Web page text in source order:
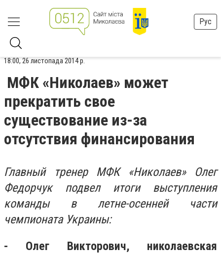
Рус
18:00, 26 листопада 2014 р.
МФК «Николаев» может
прекратить свое
существование из-за
отсутствия финансирования
Главный тренер МФК «Николаев» Олег
Федорчук подвел итоги выступления
команды в летне-осенней части
чемпионата Украины:
- Олег Викторович, николаевская